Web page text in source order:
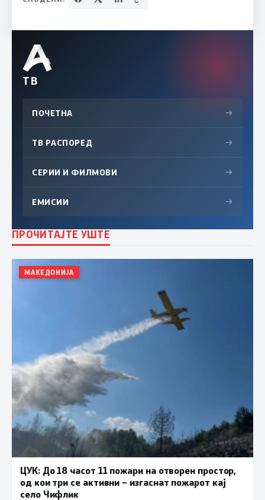
ТВ
ПОЧЕТНА →
ТВ РАСПОРЕД →
СЕРИИ И ФИЛМОВИ →
ЕМИСИИ →
ПРОЧИТАЈТЕ УШТЕ
МАКЕДОНИЈА
ЦУК: До 18 часот 11 пожари на отворен простор,
од кои три се активни – изгаснат пожарот кај
село Чифлик